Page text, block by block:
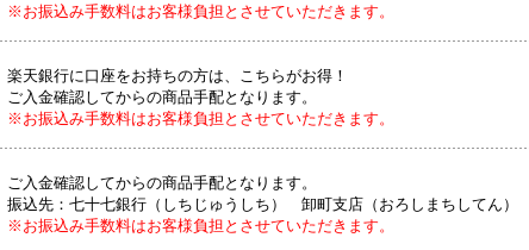
※お振込み手数料はお客様負担とさせていただきます。
楽天銀行に口座をお持ちの方は、こちらがお得！
ご入金確認してからの商品手配となります。
※お振込み手数料はお客様負担とさせていただきます。
ご入金確認してからの商品手配となります。
振込先：七十七銀行（しちじゅうしち） 卸町支店（おろしまちしてん）
※お振込み手数料はお客様負担とさせていただきます。